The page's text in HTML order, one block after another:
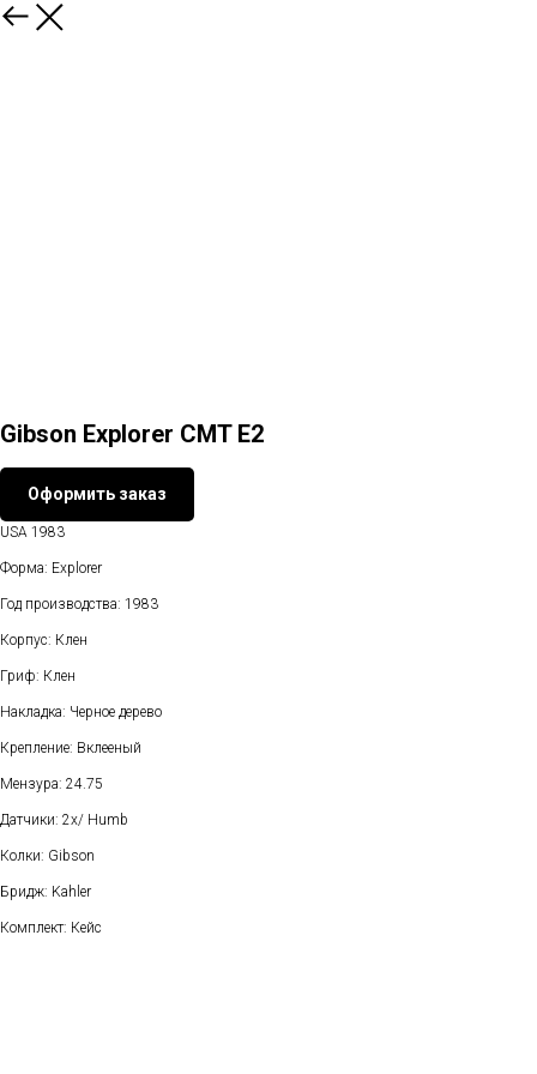
Назад
Gibson Explorer CMT E2
Оформить заказ
USA 1983
Форма: Explorer
Год производства: 1983
Корпус: Клен
Гриф: Клен
Накладка: Черное дерево
Крепление: Вклееный
Мензура: 24.75
Датчики: 2x/ Humb
Колки: Gibson
Бридж: Kahler
Комплект: Кейс